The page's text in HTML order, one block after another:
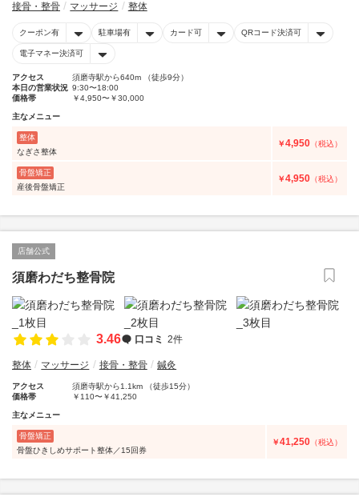
接骨・整骨 マッサージ 整体
クーポン有 駐車場有 カード可 QRコード決済可
電子マネー決済可
アクセス
須磨寺駅から640m （徒歩9分）
本日の営業状況 9:30〜18:00
価格帯
￥4,950〜￥30,000
主なメニュー
整体
なぎさ整体
￥4,950 （税込）
骨盤矯正
産後骨盤矯正
￥4,950 （税込）
店舗公式
須磨わだち整骨院
3.46 口コミ 2件
整体 マッサージ 接骨・整骨 鍼灸
アクセス
須磨寺駅から1.1km （徒歩15分）
価格帯
￥110〜￥41,250
主なメニュー
骨盤矯正
骨盤ひきしめサポート整体／15回券
￥41,250 （税込）